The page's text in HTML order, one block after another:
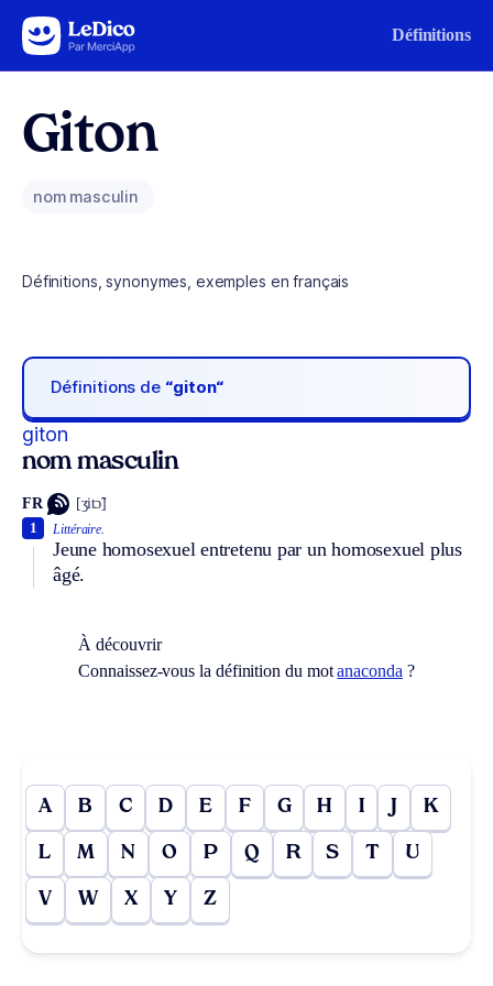
Aller au contenu Définitions
Giton
nom masculin
Définitions, synonymes, exemples en français
Définitions de “giton“
giton
nom masculin
FR [ʒitɔ̃]
Littéraire.
Jeune homosexuel entretenu par un homosexuel plus
âgé.
1
À découvrir
Connaissez-vous la définition du motanaconda ?
A B C D E F G H I J K
L M N O P Q R S T U
V W X Y Z